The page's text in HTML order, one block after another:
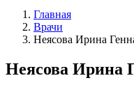
Главная
Врачи
Неясова Ирина
Неясова Ирина